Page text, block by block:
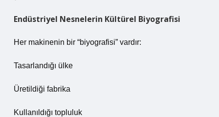
Endüstriyel Nesnelerin Kültürel Biyografisi
Her makinenin bir “biyografisi” vardır:
Tasarlandığı ülke
Üretildiği fabrika
Kullanıldığı topluluk